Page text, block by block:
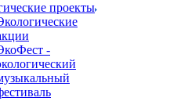
проекты
-